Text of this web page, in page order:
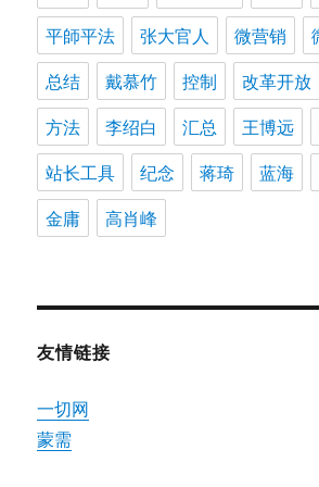
平師平法
张大官人 微营销
总结
戴慕竹 控制 改革开放
方法
李绍白 汇总 王博远
站长工具
纪念 蒋琦 蓝海
金庸
高肖峰
友情链接
一切网
蒙需